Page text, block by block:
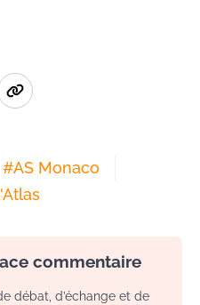
#AS Monaco
commentaire
débat, d’échange et de